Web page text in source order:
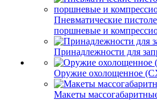
Пневматические
поршневые и
Принадлежности для
Оружие охолощенное
Макеты